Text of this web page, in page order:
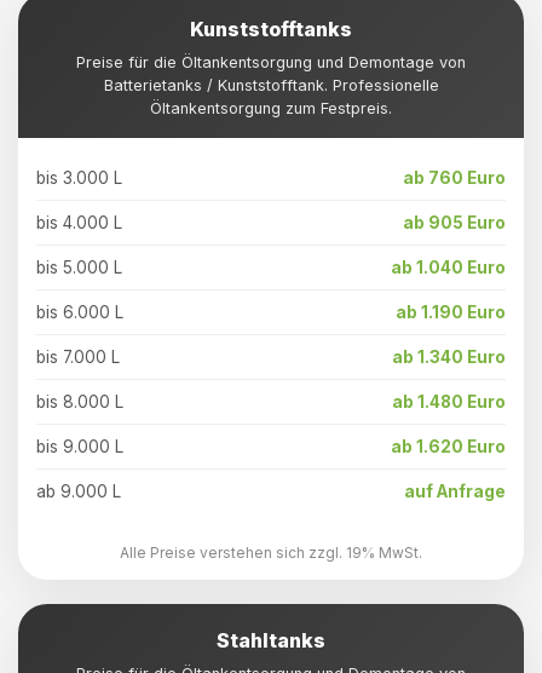
Kunststofftanks
Preise für die Öltankentsorgung und Demontage von
Batterietanks / Kunststofftank. Professionelle
Öltankentsorgung zum Festpreis.
bis 3.000 L ab 760 Euro
bis 4.000 L ab 905 Euro
bis 5.000 L ab 1.040 Euro
bis 6.000 L ab 1.190 Euro
bis 7.000 L ab 1.340 Euro
bis 8.000 L ab 1.480 Euro
bis 9.000 L ab 1.620 Euro
ab 9.000 L auf Anfrage
Alle Preise verstehen sich zzgl. 19% MwSt.
Stahltanks